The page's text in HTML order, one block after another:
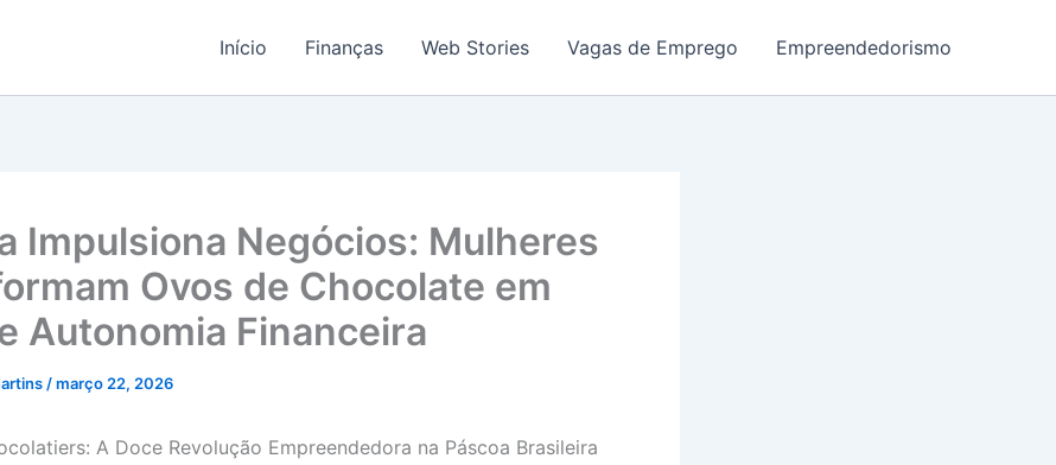
Início Finanças Web Stories Vagas de Emprego Empreendedorismo
Impulsiona Negócios: Mulheres
Ovos de Chocolate em
Autonomia Financeira
/março 22, 2026
A Doce Revolução Empreendedora na Páscoa Brasileira